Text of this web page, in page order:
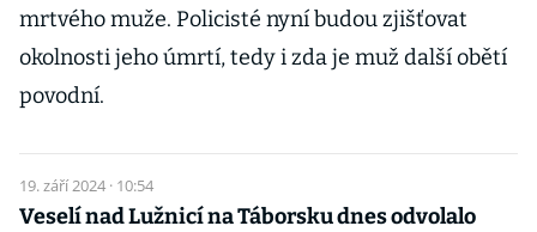
mrtvého muže. Policisté nyní budou zjišťovat
okolnosti jeho úmrtí, tedy i zda je muž další obětí
povodní.
19. září 2024 · 10:54
Veselí nad Lužnicí na Táborsku dnes odvolalo